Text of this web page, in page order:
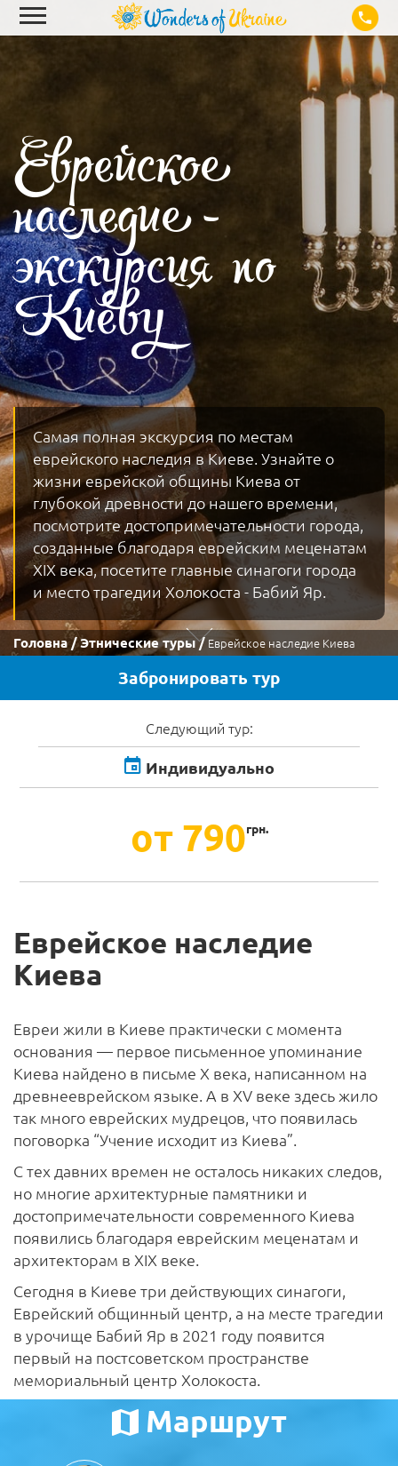
Еврейское
наследие -
экскурсия по
Киеву
Самая полная экскурсия по местам
еврейского наследия в Киеве. Узнайте о
жизни еврейской общины Киева от
глубокой древности до нашего времени,
посмотрите достопримечательности города,
созданные благодаря еврейским меценатам
XIX века, посетите главные синагоги города
и место трагедии Холокоста - Бабий Яр.
Головна Этнические туры Еврейское наследие Киева
Забронировать тур
Следующий тур:
Индивидуально
от 790грн.
Еврейское наследие
Киева
Евреи жили в Киеве практически с момента
основания — первое письменное упоминание
Киева найдено в письме Х века, написанном на
древнееврейском языке. А в XV веке здесь жило
так много еврейских мудрецов, что появилась
поговорка “Учение исходит из Киева”.
С тех давних времен не осталось никаких следов,
но многие архитектурные памятники и
достопримечательности современного Киева
появились благодаря еврейским меценатам и
архитекторам в XIX веке.
Сегодня в Киеве три действующих синагоги,
Еврейский общинный центр, а на месте трагедии
в урочище Бабий Яр в 2021 году появится
первый на постсоветском пространстве
мемориальный центр Холокоста.
Маршрут